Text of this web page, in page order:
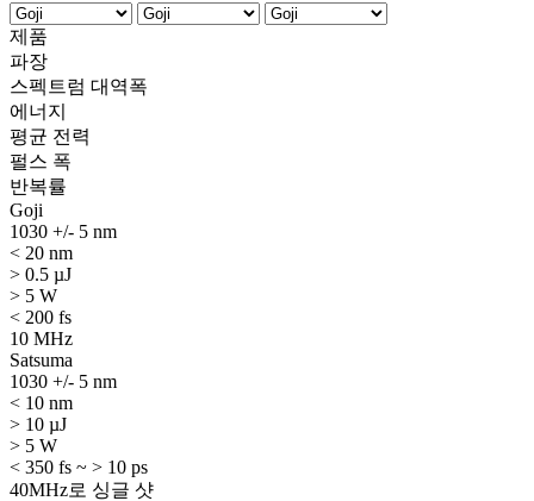
제품
파장
스펙트럼 대역폭
에너지
평균 전력
펄스 폭
반복률
Goji
1030 +/- 5 nm
< 20 nm
> 0.5 µJ
> 5 W
< 200 fs
10 MHz
Satsuma
1030 +/- 5 nm
< 10 nm
> 10 µJ
> 5 W
< 350 fs ~ > 10 ps
40MHz로 싱글 샷